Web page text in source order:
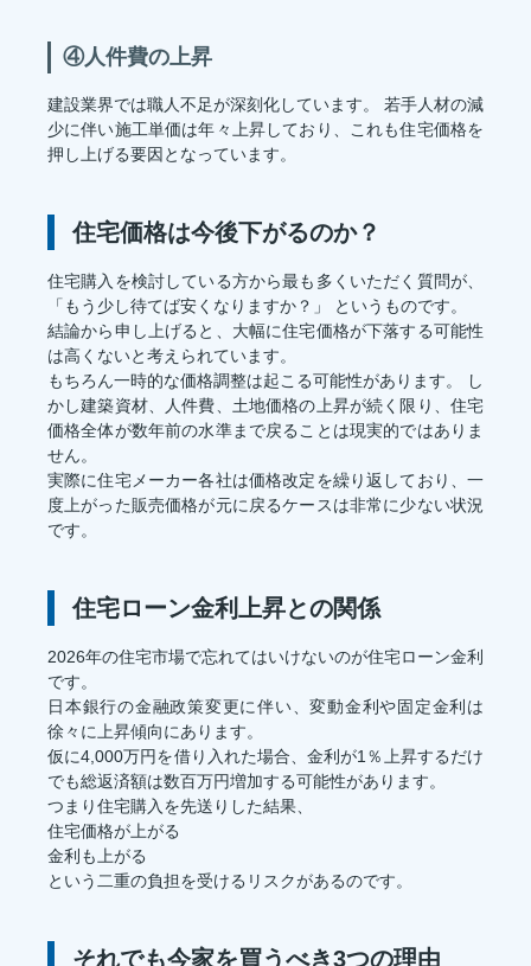
④人件費の上昇
建設業界では職人不足が深刻化しています。 若手人材の減
少に伴い施工単価は年々上昇しており、これも住宅価格を
押し上げる要因となっています。
住宅価格は今後下がるのか？
住宅購入を検討している方から最も多くいただく質問が、
「もう少し待てば安くなりますか？」 というものです。
結論から申し上げると、大幅に住宅価格が下落する可能性
は高くないと考えられています。
もちろん一時的な価格調整は起こる可能性があります。 し
かし建築資材、人件費、土地価格の上昇が続く限り、住宅
価格全体が数年前の水準まで戻ることは現実的ではありま
せん。
実際に住宅メーカー各社は価格改定を繰り返しており、一
度上がった販売価格が元に戻るケースは非常に少ない状況
です。
住宅ローン金利上昇との関係
2026年の住宅市場で忘れてはいけないのが住宅ローン金利
です。
日本銀行の金融政策変更に伴い、変動金利や固定金利は
徐々に上昇傾向にあります。
仮に4,000万円を借り入れた場合、金利が1％上昇するだけ
でも総返済額は数百万円増加する可能性があります。
つまり住宅購入を先送りした結果、
住宅価格が上がる
金利も上がる
という二重の負担を受けるリスクがあるのです。
それでも今家を買うべき3つの理由